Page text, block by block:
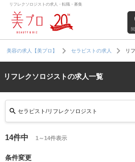
リフレクソロジストの求人・転職・募集
美容の求人【美プロ】 セラピストの求人 リ
リフレクソロジストの求人一覧
セラピスト/リフレクソロジスト
14件中 1～14件表示
条件変更